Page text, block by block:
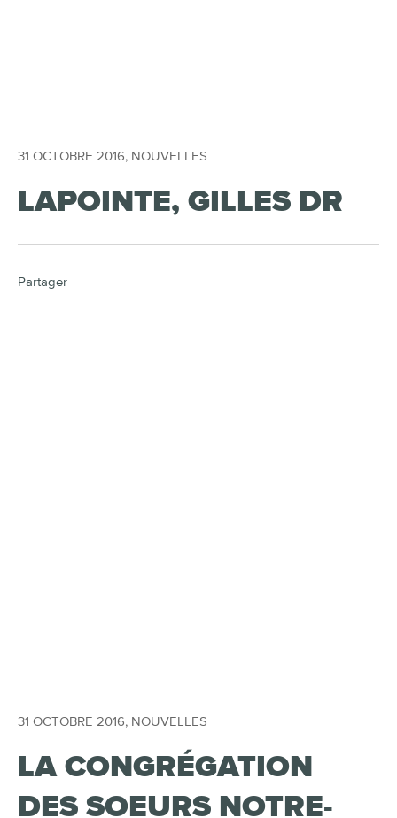
31 OCTOBRE 2016, NOUVELLES
LAPOINTE, GILLES DR
Partager
31 OCTOBRE 2016, NOUVELLES
LA CONGRÉGATION
DES SOEURS NOTRE-